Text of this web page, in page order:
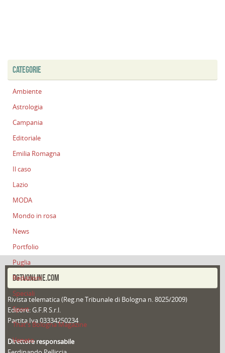
CATEGORIE
Ambiente
Astrologia
Campania
Editoriale
Emilia Romagna
Il caso
Lazio
MODA
Mondo in rosa
News
Portfolio
Puglia
Redazioni
Speciali
Sport
That's Bologna Magazine
Veneto
DGTVONLINE.COM
Rivista telematica (Reg.ne Tribunale di Bologna n. 8025/2009)
Editore: G.F.R S.r.l.
Partita Iva 03334250234
Direttore responsabile